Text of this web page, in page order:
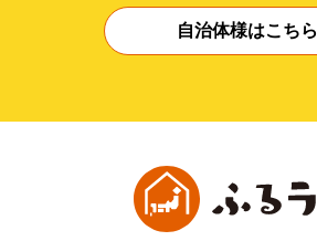
自治体様はこちら